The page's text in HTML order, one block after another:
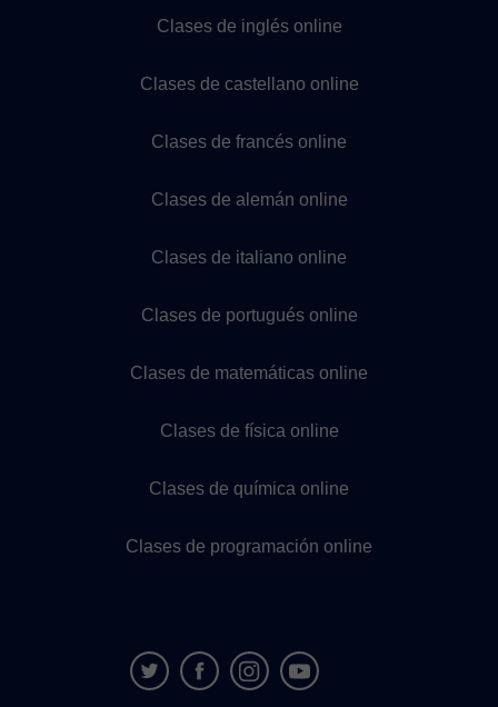
Clases de inglés online
Clases de castellano online
Clases de francés online
Clases de alemán online
Clases de italiano online
Clases de portugués online
Clases de matemáticas online
Clases de física online
Clases de química online
Clases de programación online